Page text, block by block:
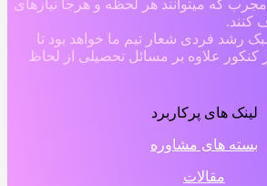
مجرب که میتوانند هر لحظه و هرجا نیازهای
کنند.
رشد فردی شعار تیم ما خواهد بود تا
کنکور علاوه بر مسائل تحصیلی از لحاظ
لینک های پرکاربرد
بسته های مشاوره
مقالات